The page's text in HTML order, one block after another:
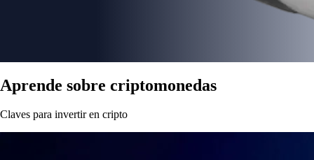
Aprende sobre criptomonedas
Claves para invertir en cripto